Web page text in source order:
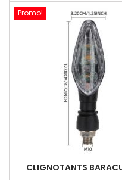
Promo!
CLIGNOTANTS